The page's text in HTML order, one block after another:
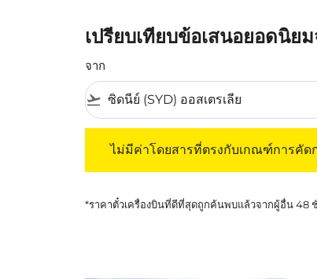
เปรียบเทียบข้อเสนอยอดนิย
จาก
flight_takeoff
ไม่มีค่าโดยสารที่ตรงกับเกณฑ์การคั
*ราคาตั๋วเครื่องบินที่ดีที่สุดถูกค้นพบแล้วจากผู้อื่น 48